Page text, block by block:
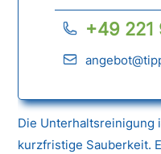
+49 221
Die Unterhaltsreinigung
kurzfristige Sauberkeit.